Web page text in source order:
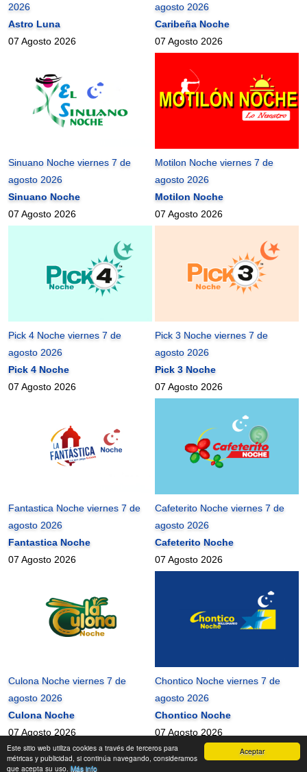
Aceptar
Este sitio web utiliza cookies a través de terceros para
métricas y publicidad, si continúa navegando, consideramos
que acepta su uso. Más info
2026
Astro Luna
07 Agosto 2026
agosto 2026
Caribeña Noche
07 Agosto 2026
Sinuano Noche viernes 7 de
agosto 2026
Sinuano Noche
07 Agosto 2026
Motilon Noche viernes 7 de
agosto 2026
Motilon Noche
07 Agosto 2026
Pick 4 Noche viernes 7 de
agosto 2026
Pick 4 Noche
07 Agosto 2026
Pick 3 Noche viernes 7 de
agosto 2026
Pick 3 Noche
07 Agosto 2026
Fantastica Noche viernes 7 de
agosto 2026
Fantastica Noche
07 Agosto 2026
Cafeterito Noche viernes 7 de
agosto 2026
Cafeterito Noche
07 Agosto 2026
Culona Noche viernes 7 de
agosto 2026
Culona Noche
07 Agosto 2026
Chontico Noche viernes 7 de
agosto 2026
Chontico Noche
07 Agosto 2026
mundonets2010-2026 ©